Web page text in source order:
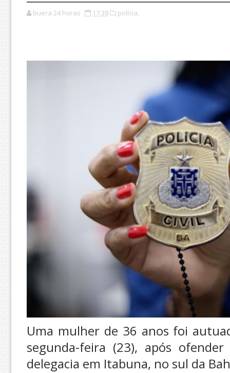
buera 24 horas 17:38 polícia,
Uma mulher de 36 anos foi
segunda-feira (23), após
delegacia em Itabuna, no sul da